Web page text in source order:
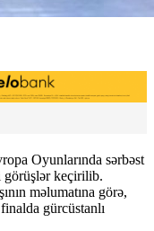
Oyunlarında sərbəst
görüşlər keçirilib.
məlumatına görə,
gürcüstanlı